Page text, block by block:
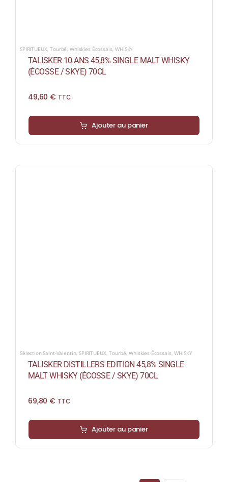
SPIRITUEUX,Tourbé, Whiskies Écossais,WHISKY
TALISKER 10 ANS 45,8% SINGLE MALT WHISKY
(ÉCOSSE / SKYE) 70CL
49,60 € TTC
Ajouter au panier
Sélection Saint-Valentin,SPIRITUEUX,Tourbé,Whiskies Écossais,WHISKY
TALISKER DISTILLERS EDITION 45,8% SINGLE
MALT WHISKY (ÉCOSSE / SKYE) 70CL
69,80 € TTC
Ajouter au panier